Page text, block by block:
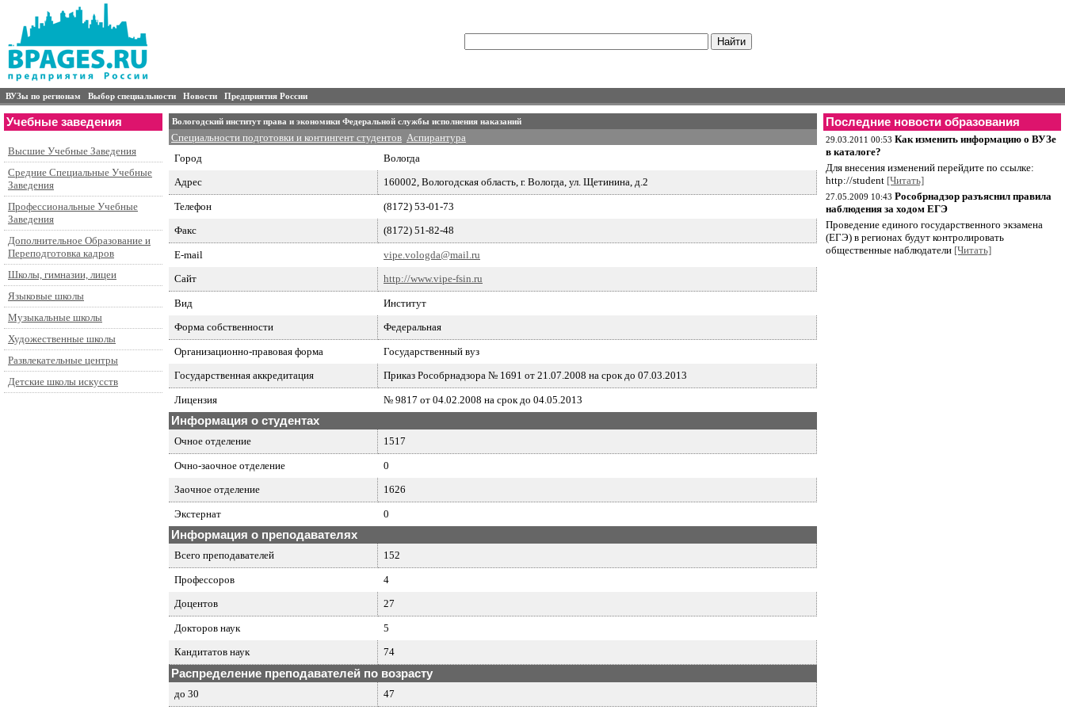
ВУЗы по регионам Выбор специальности Новости Предприятия России
Учебные заведения
Высшие Учебные Заведения
Средние Специальные Учебные
Заведения
Профессиональные Учебные
Заведения
Дополнительное Образование и
Переподготовка кадров
Школы, гимназии, лицеи
Языковые школы
Музыкальные школы
Художественные школы
Развлекательные центры
Детские школы искусств
Вологодский институт права и экономики Федеральной службы исполнения наказаний
Специальности подготовки и контингент студентов Аспирантура
Город
Вологда
Адрес
160002, Вологодская область, г. Вологда, ул. Щетинина, д.2
Телефон
(8172) 53-01-73
Факс
(8172) 51-82-48
E-mail
vipe.vologda@mail.ru
Сайт
http://www.vipe-fsin.ru
Вид
Институт
Форма собственности
Федеральная
Организационно-правовая форма
Государственный вуз
Государственная аккредитация
Приказ Рособрнадзора № 1691 от 21.07.2008 на срок до 07.03.2013
Лицензия № 9817 от 04.02.2008 на срок до 04.05.2013
Информация о студентах
Очное отделение 1517
Очно-заочное отделение
0
Заочное отделение
1626
Экстернат 0
Информация о преподавателях
Всего преподавателей 152
Профессоров
4
Доцентов
27
Докторов наук
5
Кандитатов наук
74
Распределение преподавателей по возрасту
до 30 47
Последние новости образования
29.03.2011 00:53 Как изменить информацию о ВУЗе
в каталоге?
Для внесения изменений перейдите по ссылке:
http://student [Читать]
27.05.2009 10:43 Рособрнадзор разъяснил правила
наблюдения за ходом ЕГЭ
Проведение единого государственного экзамена
(ЕГЭ) в регионах будут контролировать
общественные наблюдатели [Читать]